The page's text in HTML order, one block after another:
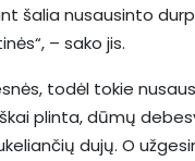
šalia nusausinto
– sako jis.
todėl tokie
plinta, dūmų
dujų. O